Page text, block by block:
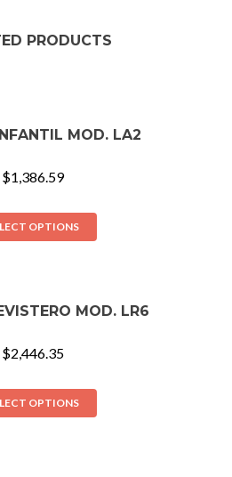
PRODUCTS
MOD. LA2
$1,386.59
OPTIONS
MOD. LR6
$2,446.35
OPTIONS